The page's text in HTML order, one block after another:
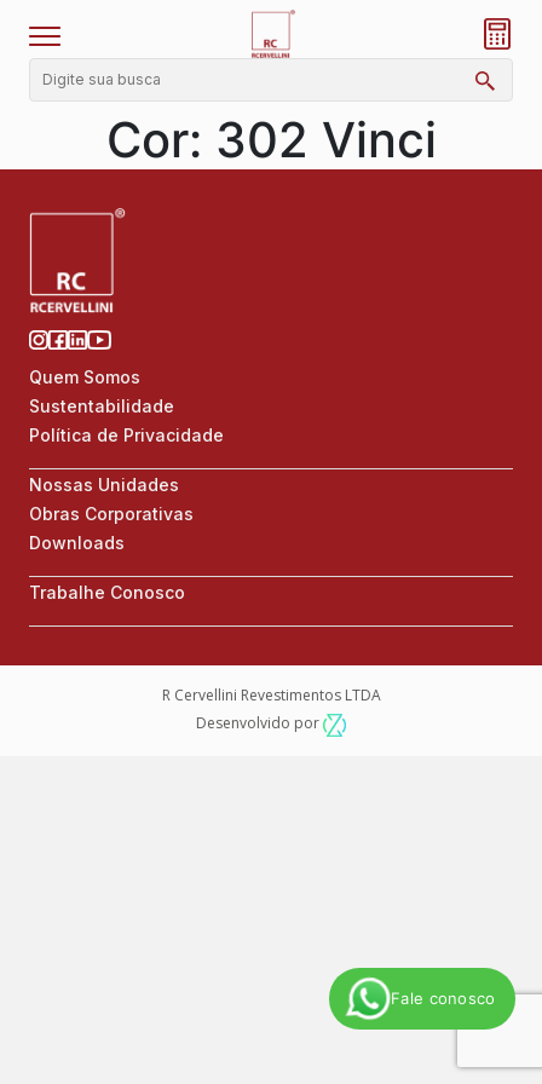
Fale conosco
Cor: 302 Vinci
Quem Somos
Sustentabilidade
Política de Privacidade
Nossas Unidades
Obras Corporativas
Downloads
Trabalhe Conosco
R Cervellini Revestimentos LTDA
Desenvolvido por